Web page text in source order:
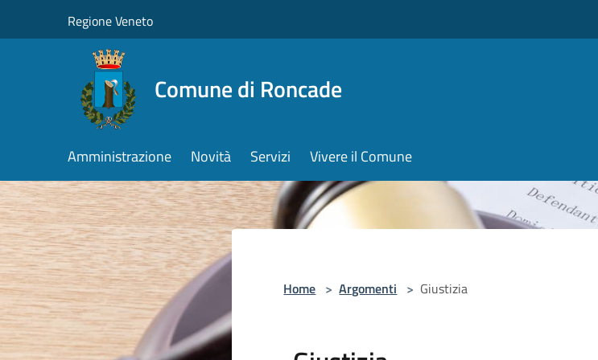
Regione Veneto
Comune di Roncade
Amministrazione Novità Servizi Vivere il Comune
Home > Argomenti > Giustizia